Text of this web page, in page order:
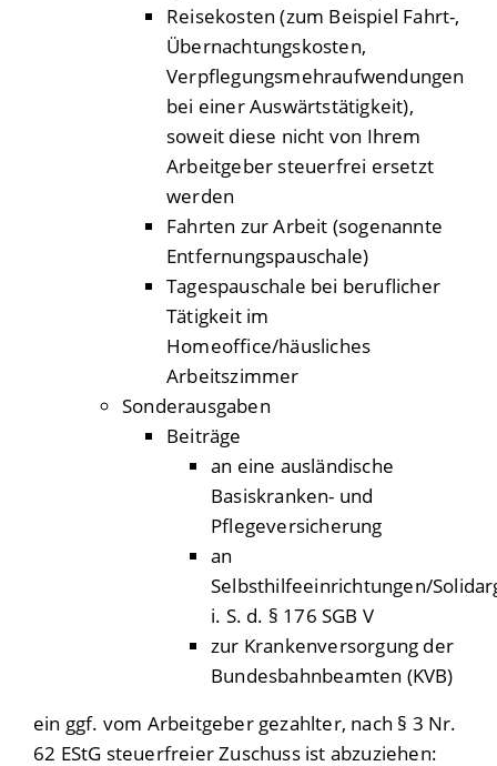
Reisekosten (zum Beispiel Fahrt-,
Übernachtungskosten,
Verpflegungsmehraufwendungen
bei einer Auswärtstätigkeit),
soweit diese nicht von Ihrem
Arbeitgeber steuerfrei ersetzt
werden
Fahrten zur Arbeit (sogenannte
Entfernungspauschale)
Tagespauschale bei beruflicher
Tätigkeit im
Homeoffice/häusliches
Arbeitszimmer
Sonderausgaben
Beiträge
an eine ausländische
Basiskranken- und
Pflegeversicherung
an
Selbsthilfeeinrichtungen/
i. S. d. § 176 SGB V
zur Krankenversorgung der
Bundesbahnbeamten (KVB)
ein ggf. vom Arbeitgeber gezahlter, nach § 3 Nr.
62 EStG steuerfreier Zuschuss ist abzuziehen: